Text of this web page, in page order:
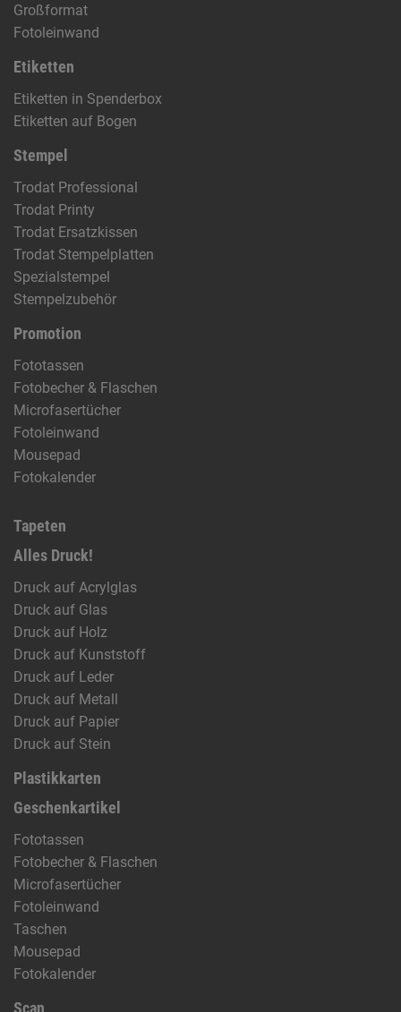
Großformat
Fotoleinwand
Etiketten
Etiketten in Spenderbox
Etiketten auf Bogen
Stempel
Trodat Professional
Trodat Printy
Trodat Ersatzkissen
Trodat Stempelplatten
Spezialstempel
Stempelzubehör
Promotion
Fototassen
Fotobecher & Flaschen
Microfasertücher
Fotoleinwand
Mousepad
Fotokalender
Tapeten
Alles Druck!
Druck auf Acrylglas
Druck auf Glas
Druck auf Holz
Druck auf Kunststoff
Druck auf Leder
Druck auf Metall
Druck auf Papier
Druck auf Stein
Plastikkarten
Geschenkartikel
Fototassen
Fotobecher & Flaschen
Microfasertücher
Fotoleinwand
Taschen
Mousepad
Fotokalender
Scan